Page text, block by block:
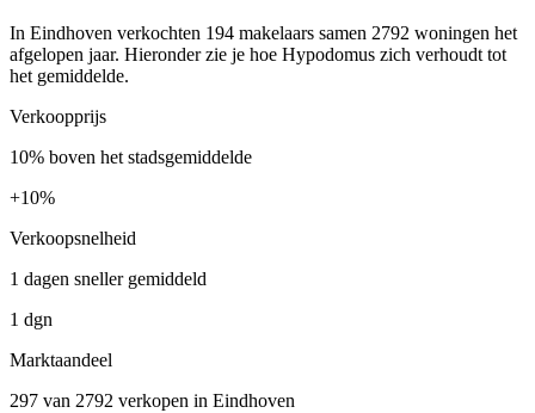
In Eindhoven verkochten 194 makelaars samen 2792 woningen het
afgelopen jaar. Hieronder zie je hoe Hypodomus zich verhoudt tot
het gemiddelde.
Verkoopprijs
10% boven het stadsgemiddelde
+10%
Verkoopsnelheid
1 dagen sneller gemiddeld
1 dgn
Marktaandeel
297 van 2792 verkopen in Eindhoven